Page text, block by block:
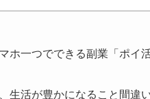
ホ一つでできる副業「ポイ
生活が豊かになること間違